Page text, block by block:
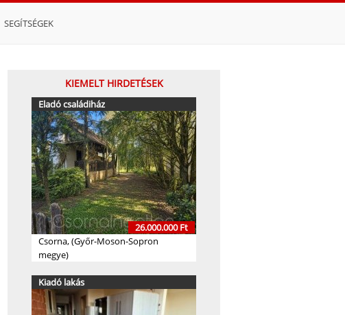
SEGÍTSÉGEK
KIEMELT HIRDETÉSEK
Eladó családiház
26.000.000 Ft
Csorna, (Győr-Moson-Sopron
megye)
Kiadó lakás